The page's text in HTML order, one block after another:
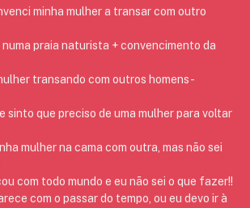
minha mulher a transar com outro
numa praia naturista + convencimento da
transando com outros homens -
sinto que preciso de uma mulher para voltar
mulher na cama com outra, mas não sei
com todo mundo e eu não sei o que fazer!!
com o passar do tempo, ou eu devo ir à